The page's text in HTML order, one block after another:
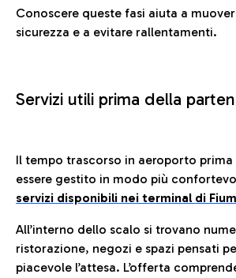
Conoscere queste fasi aiuta a
sicurezza e a evitare rallentamenti.
Servizi utili prima della
Il tempo trascorso in aeroporto
essere gestito in modo più
servizi disponibili nei terminal di
All’interno dello scalo si trovano
ristorazione, negozi e spazi pensati
piacevole l’attesa. L’offerta